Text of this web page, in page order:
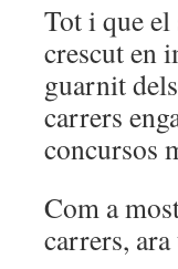
Tot i que el
crescut en
guarnit
carrers
concursos
Com a
carrers,